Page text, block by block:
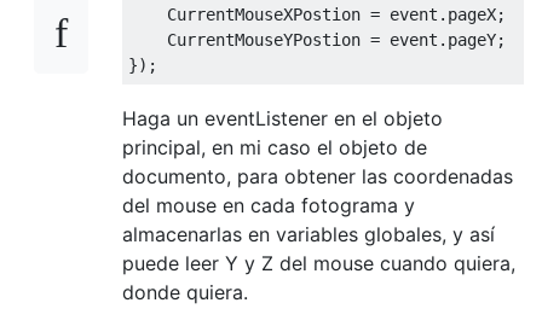
CurrentMouseXPostion = event . pageX;
CurrentMouseYPostion = event . pageY;
});
Haga un eventListener en el objeto
principal, en mi caso el objeto de
documento, para obtener las coordenadas
del mouse en cada fotograma y
almacenarlas en variables globales, y así
puede leer Y y Z del mouse cuando quiera,
donde quiera.